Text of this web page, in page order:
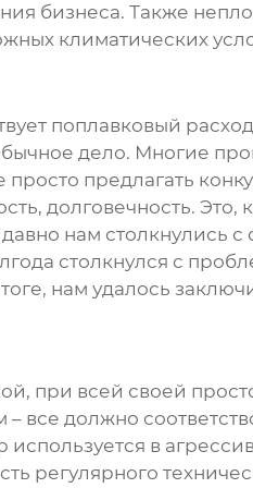
бизнеса. Также
климатических
поплавковый
дело. Многие
предлагать
долговечность.
нам столкнулись
столкнулся с
нам удалось
, при всей своей
все должно
в
регулярного